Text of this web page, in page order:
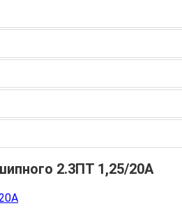
2.3ПТ 1,25/20А